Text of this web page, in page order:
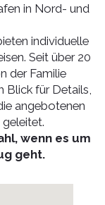
in Nord- und
individuelle
Seit über 20
der Familie
Blick für Details,
angebotenen
wenn es um
geht.